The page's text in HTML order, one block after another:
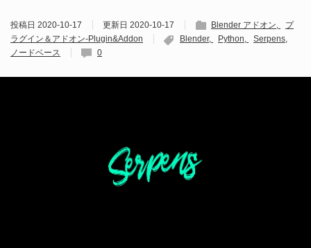
投稿日 2020-10-17 更新日 2020-10-17 Blender アドオン
プ
ラグイン＆アドオン-Plugin&Addon
Blender Python
Serpens
ノードベース
0